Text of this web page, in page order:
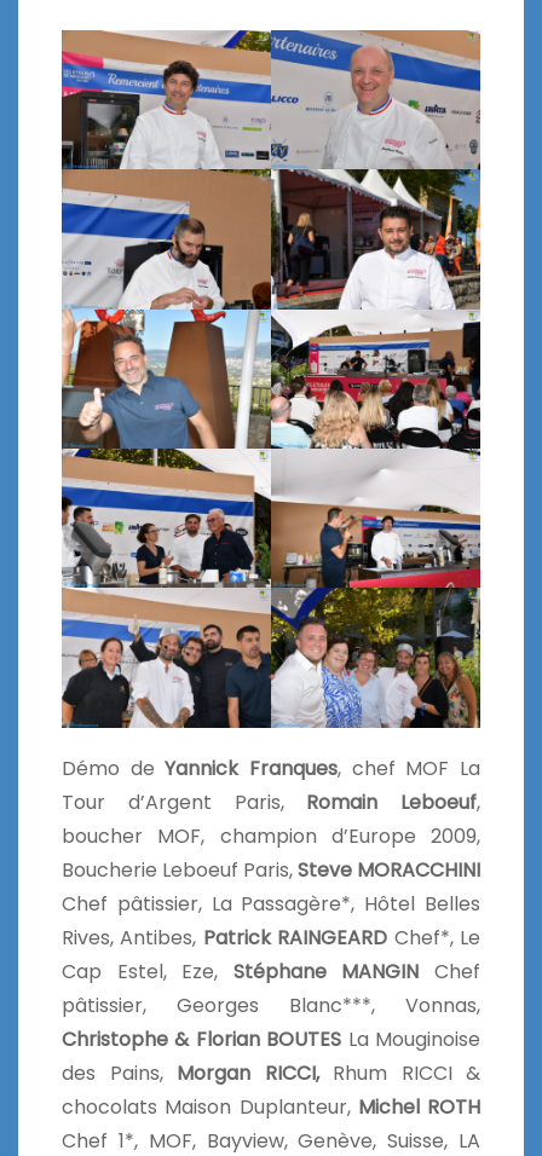
Démo deYannick Franques, chef MOF La
Tour d’Argent Paris, Romain Leboeuf,
boucher MOF, champion d’Europe 2009,
Boucherie Leboeuf Paris,Steve MORACCHINI
Chef pâtissier, La Passagère*, Hôtel Belles
Rives, Antibes, Patrick RAINGEARD Chef*, Le
Cap Estel, Eze, Stéphane MANGIN Chef
pâtissier, Georges Blanc***, Vonnas,
Christophe & Florian BOUTES La Mouginoise
des Pains, Morgan RICCI,Rhum RICCI &
chocolats Maison Duplanteur, Michel ROTH
Chef 1*, MOF, Bayview, Genève, Suisse, LA